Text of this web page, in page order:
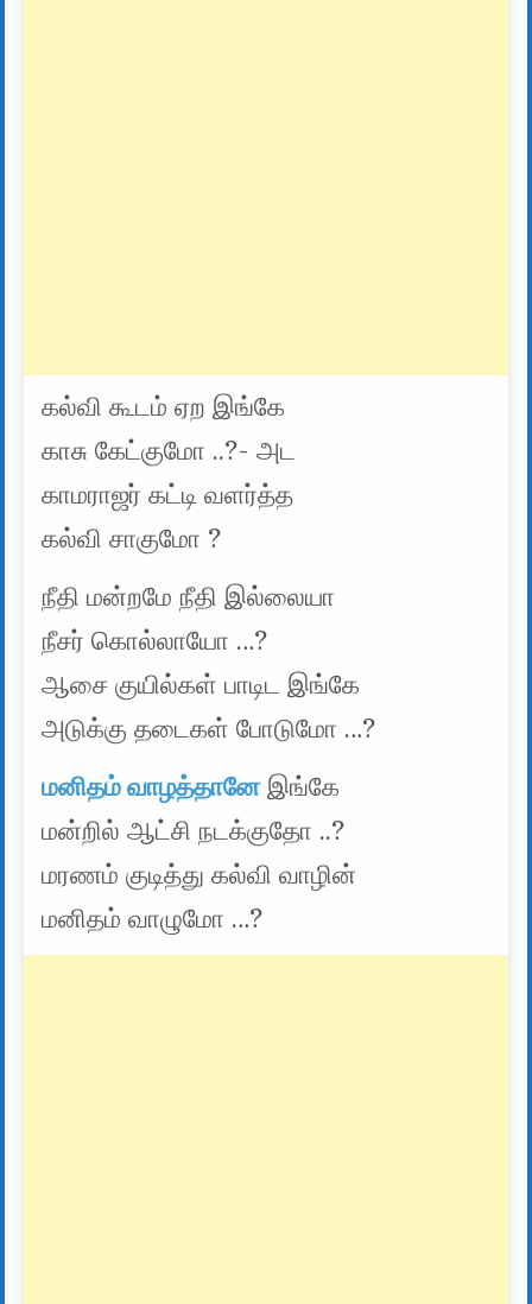
கல்வி கூடம் ஏற இங்கே
காசு கேட்குமோ ..?- அட
காமராஜர் கட்டி வளர்த்த
கல்வி சாகுமோ ?
நீதி மன்றமே நீதி இல்லையா
நீசர் கொல்லாயோ …?
ஆசை குயில்கள் பாடிட இங்கே
அடுக்கு தடைகள் போடுமோ …?
மனிதம் வாழத்தானேஇங்கே
மன்றில் ஆட்சி நடக்குதோ ..?
மரணம் குடித்து கல்வி வாழின்
மனிதம் வாழுமோ …?